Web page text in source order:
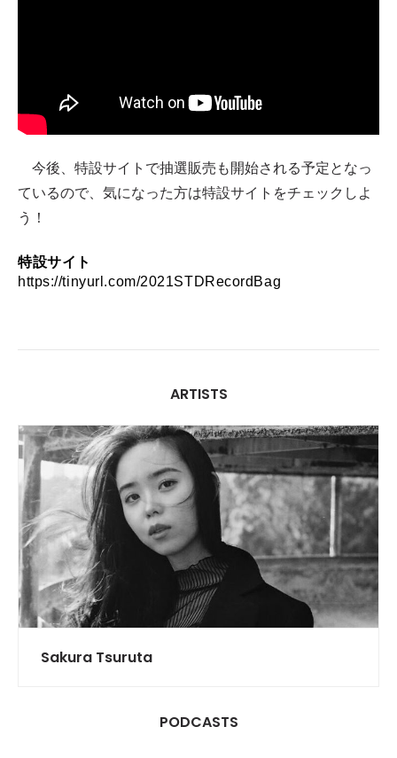
今後、特設サイトで抽選販売も開始される予定となっ
ているので、気になった方は特設サイトをチェックしよ
う！
特設サイト
https://tinyurl.com/2021STDRecordBag
ARTISTS
Sakura Tsuruta
PODCASTS